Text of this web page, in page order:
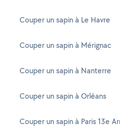
Couper un sapin à Le Havre
Couper un sapin à Mérignac
Couper un sapin à Nanterre
Couper un sapin à Orléans
Couper un sapin à Paris 13e